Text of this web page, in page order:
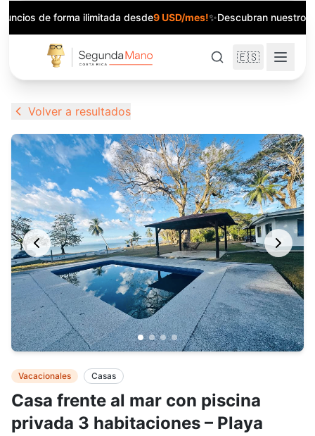
de forma ilimitada desde9 USD/mes!✨Descubran
🇪🇸
Volver a resultados
Casa frente al mar con piscina
privada 3 habitaciones – Playa
Vacacionales Casas